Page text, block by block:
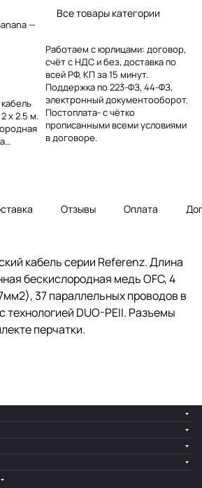
—
х 2.5 м.
с
Все товары категории
Работаем с юрлицами: договор,
счёт с НДС и без, доставка по
всей РФ, КП за 15 минут.
Поддержка по 223-ФЗ, 44-ФЗ,
электронный документооборот.
Постоплата- с чётко
прописанными всеми условиями
в договоре.
Отзывы Оплата
кабель серии Referenz. Длина
бескислородная медь OFC, 4
37 параллельных проводов в
технологией DUO-PEII. Разъемы
перчатки.